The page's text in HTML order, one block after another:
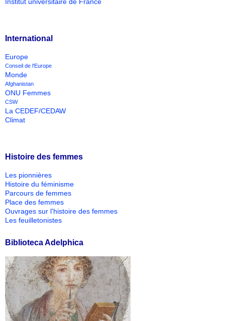
International
Europe
Conseil de l'Europe
Monde
Afghanistan
ONU Femmes
CSW
La CEDEF/CEDAW
Climat
Histoire des femmes
Les pionnières
Histoire du féminisme
Parcours de femmes
Place des femmes
Ouvrages sur l'histoire des femmes
Les feuilletonistes
Biblioteca Adelphica